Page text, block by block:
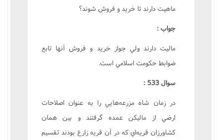
ماهيت دارند تا خريد و فروش شوند؟
جواب :
ماليت دارند ولي جواز خريد و فروش آنها تابع
ضوابط حکومت اسلامي است.
سوال 533 :
در زمان شاه مزرعه‌هايي را به عنوان اصلاحات
ارضي از ماليکن عمده گرفتند و بين همان
کشاورزان قريه‌اي که در آن قريه زارع بودند تقسيم